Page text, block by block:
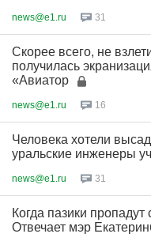
news@e1.ru 31
Скорее всего, не
получилась
«Авиатор
news@e1.ru 16
Человека хотели
уральские инженеры
news@e1.ru 31
Когда пазики пропадут
Отвечает мэр